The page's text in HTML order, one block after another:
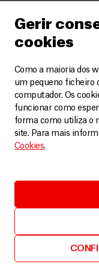
Gerir
cookies
Como a maioria dos
um pequeno ficheiro
computador. Os
funcionar como
forma como utiliza o
site. Para mais
Cookies.
Aumento de
população em